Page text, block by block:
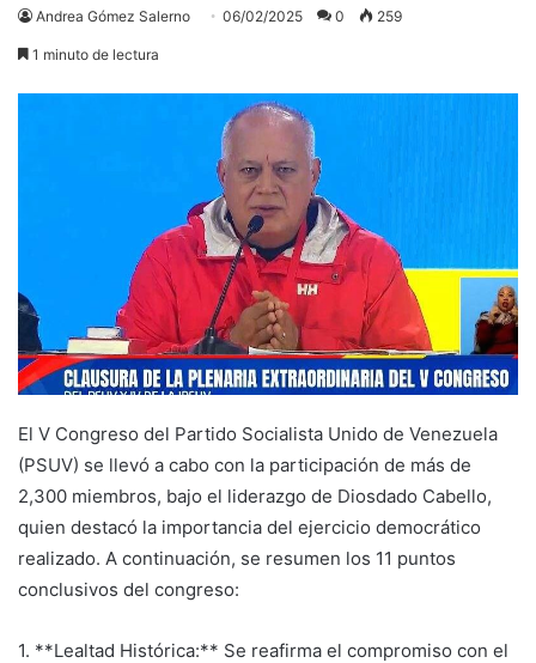
Andrea Gómez Salerno 06/02/2025 0 259
1 minuto de lectura
El V Congreso del Partido Socialista Unido de Venezuela
(PSUV) se llevó a cabo con la participación de más de
2,300 miembros, bajo el liderazgo de Diosdado Cabello,
quien destacó la importancia del ejercicio democrático
realizado. A continuación, se resumen los 11 puntos
conclusivos del congreso:
1. **Lealtad Histórica:** Se reafirma el compromiso con el